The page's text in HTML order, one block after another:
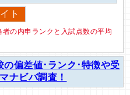
ト
の内申ランクと入試点数の平均
の偏差値･ランク･特徴や受
ナビバ調査！